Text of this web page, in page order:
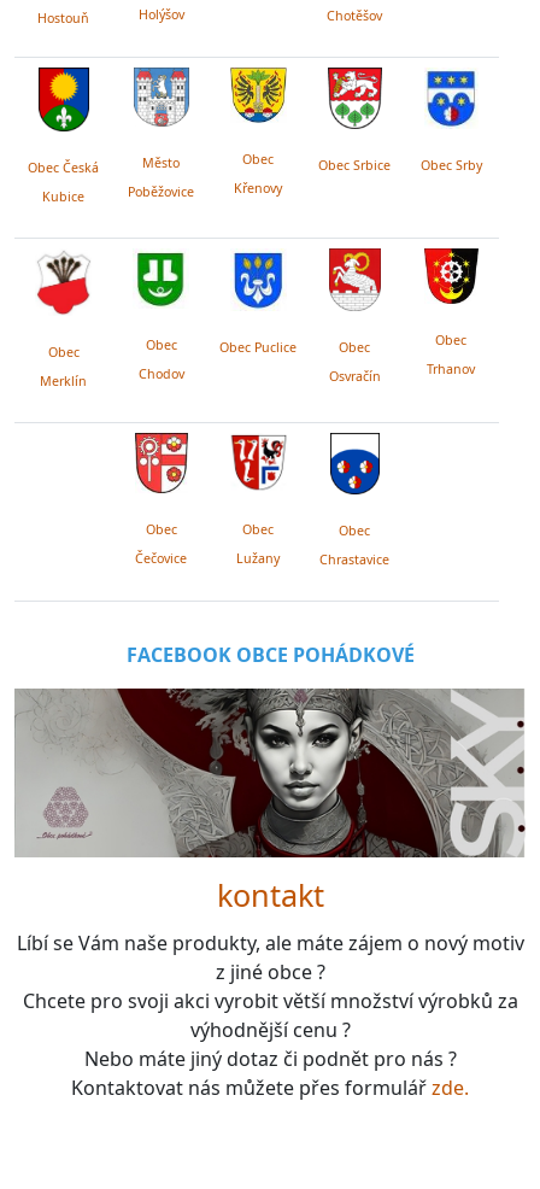
Hostouň
Holýšov
Chotěšov
Obec Česká
Kubice
Město
Poběžovice
Obec
Křenovy
Obec Srbice Obec Srby
Obec
Merklín
Obec
Chodov
Obec Puclice
Obec
Osvračín
Obec
Trhanov
Obec
Čečovice
Obec
Lužany
Obec
Chrastavice
FACEBOOK OBCE POHÁDKOVÉ
kontakt
Líbí se Vám naše produkty, ale máte zájem o nový motiv
z jiné obce ?
Chcete pro svoji akci vyrobit větší množství výrobků za
výhodnější cenu ?
Nebo máte jiný dotaz či podnět pro nás ?
Kontaktovat nás můžete přes formulářzde.